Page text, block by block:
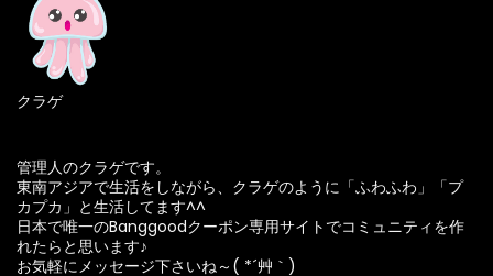
クラゲ
管理人のクラゲです。
東南アジアで生活をしながら、クラゲのように「ふわふわ」「プ
カプカ」と生活してます^^
日本で唯一のBanggoodクーポン専用サイトでコミュニティを作
れたらと思います♪
お気軽にメッセージ下さいね～( *´艸｀)